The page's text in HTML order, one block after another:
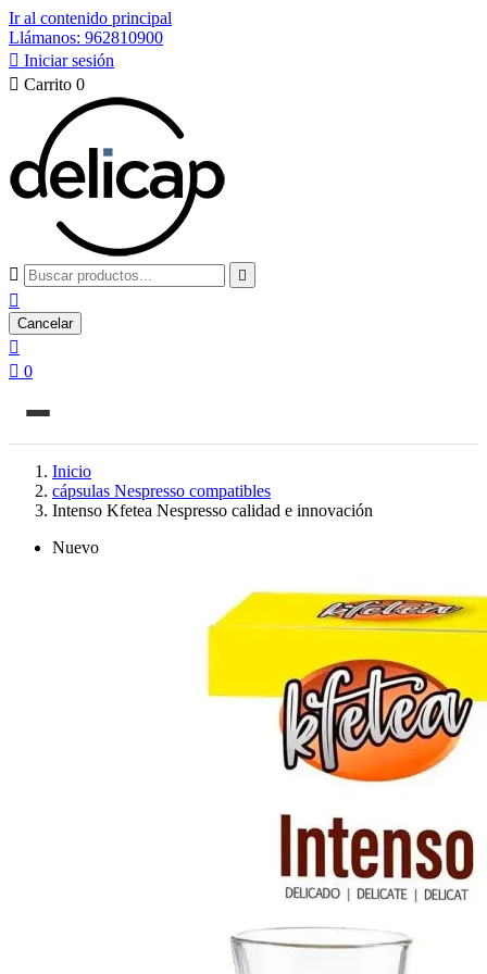
Ir al contenido principal
Llámanos: 962810900
 Iniciar sesión
 Carrito 0
 

Cancelar

 0
Inicio
cápsulas Nespresso compatibles
Intenso Kfetea Nespresso calidad e innovación
Nuevo